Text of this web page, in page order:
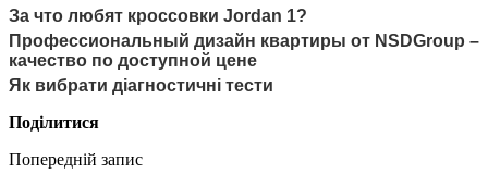
За что любят кроссовки Jordan 1?
Профессиональный дизайн квартиры от NSDGroup –
качество по доступной цене
Як вибрати діагностичні тести
Поділитися
Попередній запис